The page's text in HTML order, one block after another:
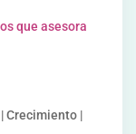
que asesora
Crecimiento |